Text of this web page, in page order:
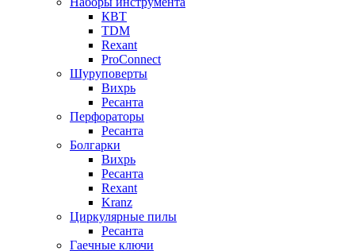
КВТ
TDM
Rexant
ProConnect
Шуруповерты
Вихрь
Ресанта
Перфораторы
Ресанта
Болгарки
Вихрь
Ресанта
Rexant
Kranz
Циркулярные пилы
Ресанта
Гаечные ключи